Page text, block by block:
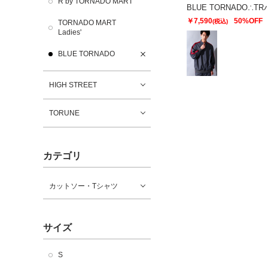
TORNADO MART
Ladies'
BLUE TORNADO
HIGH STREET
TORUNE
カテゴリ
カットソー・Tシャツ
サイズ
S
￥7,590(税込) 50%OFF